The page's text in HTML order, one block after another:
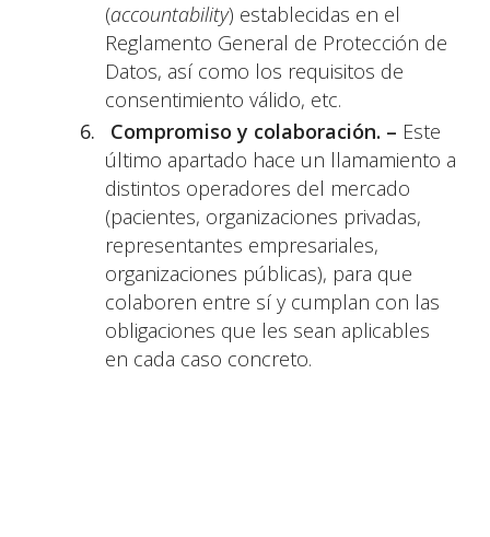
(accountability) establecidas en el
Reglamento General de Protección de
Datos, así como los requisitos de
consentimiento válido, etc.
Compromiso y colaboración. – Este
último apartado hace un llamamiento a
distintos operadores del mercado
(pacientes, organizaciones privadas,
representantes empresariales,
organizaciones públicas), para que
colaboren entre sí y cumplan con las
obligaciones que les sean aplicables
en cada caso concreto.